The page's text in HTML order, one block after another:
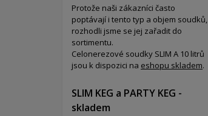
Protože naši zákazníci často
poptávají i tento typ a objem soudků,
rozhodli jsme se jej zařadit do
sortimentu.
Celonerezové soudky SLIM A 10 litrů
jsou k dispozici na eshopu skladem.
SLIM KEG a PARTY KEG -
skladem